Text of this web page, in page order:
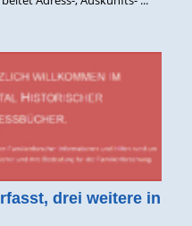
drei weitere in